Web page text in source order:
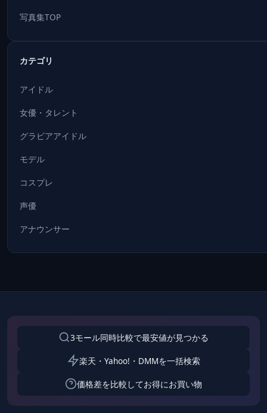
写真集TOP
カテゴリ
アイドル
女優・タレント
グラビアアイドル
モデル
コスプレ
声優
アナウンサー
3モール同時比較で最安値が見つかる
楽天・Yahoo!・DMMを一括検索
価格差を比較してお得にお買い物